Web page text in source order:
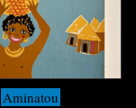
Aminatou